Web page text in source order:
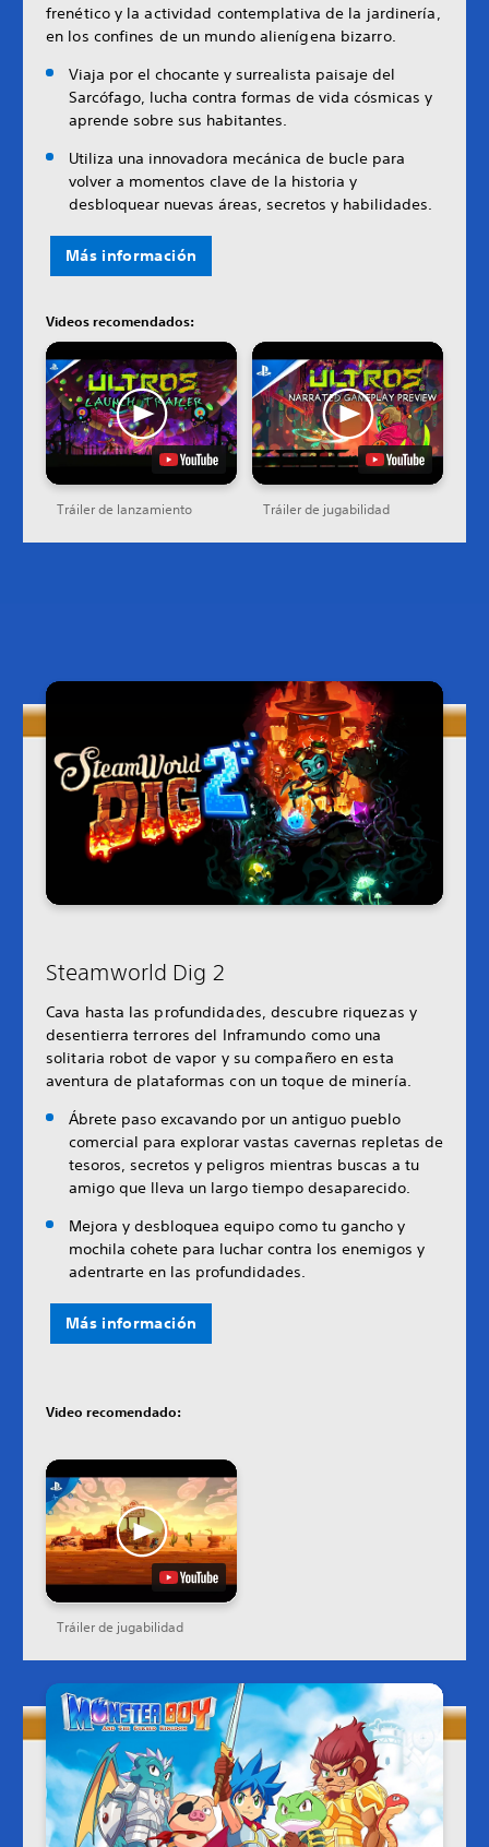
frenético y la actividad contemplativa de la jardinería,
en los confines de un mundo alienígena bizarro.
Viaja por el chocante y surrealista paisaje del
Sarcófago, lucha contra formas de vida cósmicas y
aprende sobre sus habitantes.
Utiliza una innovadora mecánica de bucle para
volver a momentos clave de la historia y
desbloquear nuevas áreas, secretos y habilidades.
Más información
Videos recomendados:
Tráiler de lanzamiento Tráiler de jugabilidad
Steamworld Dig 2
Cava hasta las profundidades, descubre riquezas y
desentierra terrores del Inframundo como una
solitaria robot de vapor y su compañero en esta
aventura de plataformas con un toque de minería.
Ábrete paso excavando por un antiguo pueblo
comercial para explorar vastas cavernas repletas de
tesoros, secretos y peligros mientras buscas a tu
amigo que lleva un largo tiempo desaparecido.
Mejora y desbloquea equipo como tu gancho y
mochila cohete para luchar contra los enemigos y
adentrarte en las profundidades.
Más información
Video recomendado:
Tráiler de jugabilidad